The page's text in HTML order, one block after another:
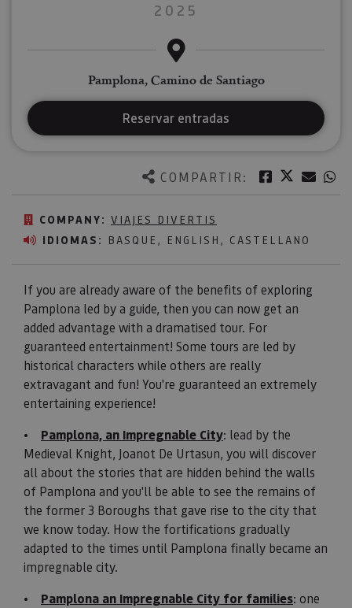
COMPARTIR: Facebook
Twitter
COMPANY: VIAJES DIVERTIS
IDIOMAS: BASQUE, ENGLISH, CASTELLANO
If you are already aware of the benefits of exploring
Pamplona led by a guide, then you can now get an
added advantage with a dramatised tour. For
guaranteed entertainment! Some tours are led by
historical characters while others are really
extravagant and fun! You're guaranteed an extremely
entertaining experience!
• Pamplona, an Impregnable City: lead by the
Medieval Knight, Joanot De Urtasun, you will discover
all about the stories that are hidden behind the walls
of Pamplona and you'll be able to see the remains of
the former 3 Boroughs that gave rise to the city that
we know today. How the fortifications gradually
adapted to the times until Pamplona finally became an
impregnable city.
•
Pamplona an Impregnable City for families: one
2025
Pamplona, Camino de Santiago
Reservar entradas